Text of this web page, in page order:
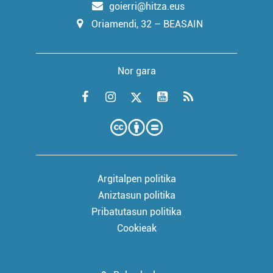
goierri@hitza.eus
Oriamendi, 32 – BEASAIN
Nor gara
Argitalpen politika
Aniztasun politika
Pribatutasun politika
Cookieak